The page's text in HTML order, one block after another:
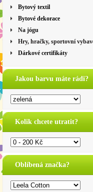
Bytový textil
Bytové dekorace
Na jógu
Hry, hračky, sportovní
Dárkové certifikáty
Jakou barvu máte rádi?
Kolik chcete utratit?
Oblíbená značka?